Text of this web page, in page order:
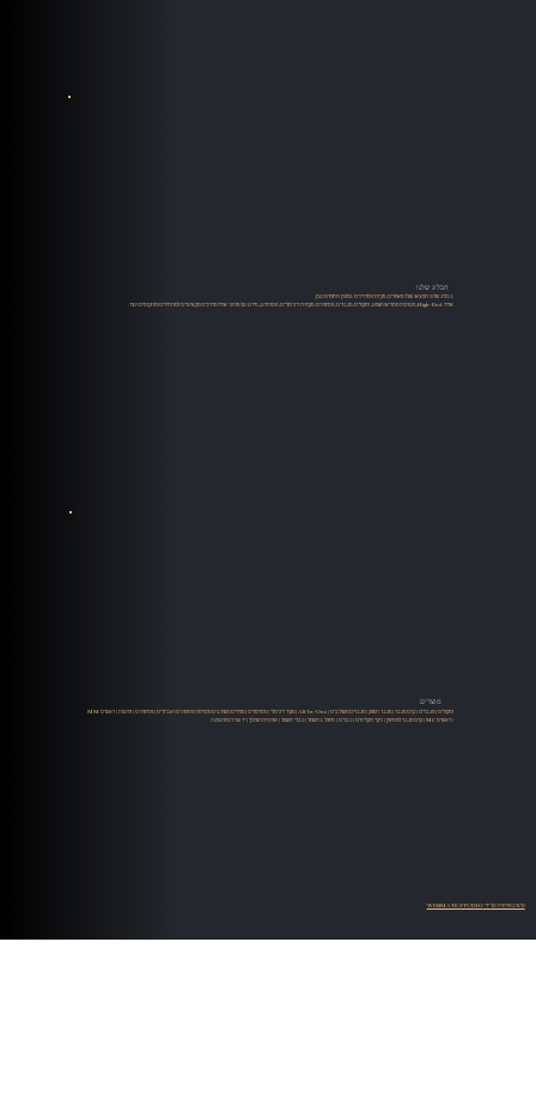
הבלוג שלנו
בבלוג שלנו תמצאו שלל מאמרים, סקירות ומדריכים במגוון תחומים כגון:
אודיו High-End, מערכות סטריאו ושמע, רמקולים, מגברים, פטיפונים, מקורות דיגיטליים, סטרימינג, מידע על מותגי אודיו מדריכים מקצועיים למתחילים ומתקדמים ועוד.
מוצרים
רמקולים|מגברים|קדם מגבר|מגבר הספק|מגברים משולבים|
All-In-One
|מקור דיגיטלי|סטרימרים|ממירים משולבים סטרימר|פטיפונים ואביזרים|פטיפונים|זרועות|ראשים MM
| ראשים MC |
קדם מגבר לפטיפון|ניקוי תקליטים|כבלים|טיפול בחשמל|כבלי חשמל|ארוניות ושיכוך|יד שניה ומתצוגה
עיצוב ופיתוח על ידי WEBMATE STUDIO